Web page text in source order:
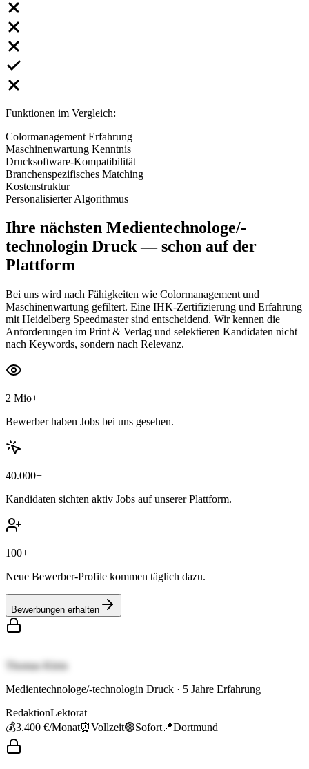
Funktionen im Vergleich:
Colormanagement Erfahrung
Maschinenwartung Kenntnis
Drucksoftware-Kompatibilität
Branchenspezifisches Matching
Kostenstruktur
Personalisierter Algorithmus
Ihre nächsten Medientechnologe/-
technologin Druck— schon auf der
Plattform
Bei uns wird nach Fähigkeiten wie Colormanagement und
Maschinenwartung gefiltert. Eine IHK-Zertifizierung und Erfahrung
mit Heidelberg Speedmaster sind entscheidend. Wir kennen die
Anforderungen im Print & Verlag und selektieren Kandidaten nicht
nach Keywords, sondern nach Relevanz.
2 Mio+
Bewerber haben Jobs bei uns gesehen.
40.000+
Kandidaten sichten aktiv Jobs auf unserer Plattform.
100+
Neue Bewerber-Profile kommen täglich dazu.
Bewerbungen erhalten
Thomas Klein
Medientechnologe/-technologin Druck · 5 Jahre Erfahrung
RedaktionLektorat
💰3.400 €/Monat⏰Vollzeit🟢Sofort 📍Dortmund